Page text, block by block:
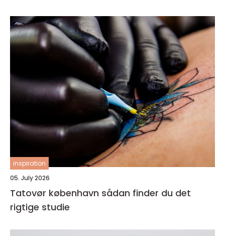
inspiration
05. July 2026
Tatovør københavn sådan finder du det
rigtige studie